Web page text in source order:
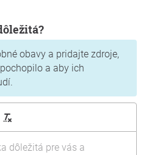
obavy a pridajte zdroje,
a aby ich